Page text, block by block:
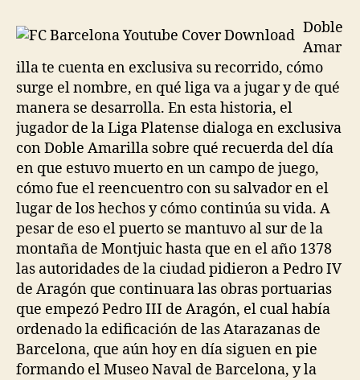
Doble
Amar
illa te cuenta en exclusiva su recorrido, cómo
surge el nombre, en qué liga va a jugar y de qué
manera se desarrolla. En esta historia, el
jugador de la Liga Platense dialoga en exclusiva
con Doble Amarilla sobre qué recuerda del día
en que estuvo muerto en un campo de juego,
cómo fue el reencuentro con su salvador en el
lugar de los hechos y cómo continúa su vida. A
pesar de eso el puerto se mantuvo al sur de la
montaña de Montjuic hasta que en el año 1378
las autoridades de la ciudad pidieron a Pedro IV
de Aragón que continuara las obras portuarias
que empezó Pedro III de Aragón, el cual había
ordenado la edificación de las Atarazanas de
Barcelona, que aún hoy en día siguen en pie
formando el Museo Naval de Barcelona, y la